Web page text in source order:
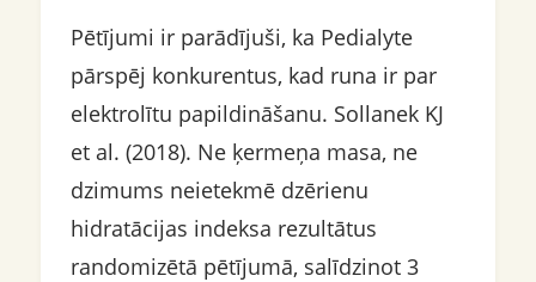
Pētījumi ir parādījuši, ka Pedialyte
pārspēj konkurentus, kad runa ir par
elektrolītu papildināšanu. Sollanek KJ
et al. (2018). Ne ķermeņa masa, ne
dzimums neietekmē dzērienu
hidratācijas indeksa rezultātus
randomizētā pētījumā, salīdzinot 3